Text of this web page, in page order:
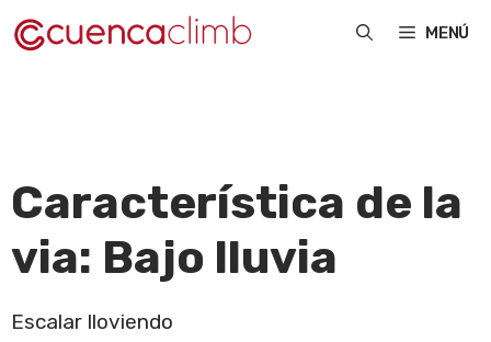
Saltar
al
MENÚ
Característica de la
via: Bajo lluvia
Escalar lloviendo